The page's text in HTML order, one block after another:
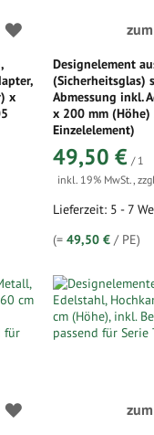
x
Designelement
(Sicherheitsglas)
Abmessung inkl.
x 200 mm
Einzelelement)
49,50 € / 1
inkl. 19% MwSt.,
Lieferzeit: 5 - 7
(= 49,50 €/ PE)